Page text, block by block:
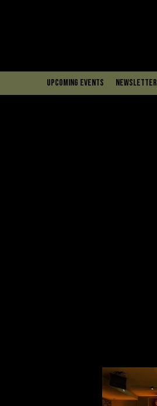
upcoming events Newsletter